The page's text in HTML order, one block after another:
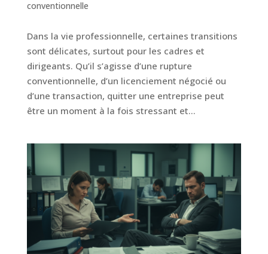
conventionnelle
Dans la vie professionnelle, certaines transitions
sont délicates, surtout pour les cadres et
dirigeants. Qu’il s’agisse d’une rupture
conventionnelle, d’un licenciement négocié ou
d’une transaction, quitter une entreprise peut
être un moment à la fois stressant et...